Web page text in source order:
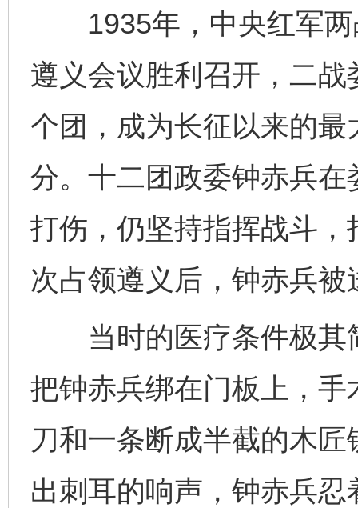
1935年，中央红军两
遵义会议胜利召开，二
个团，成为长征以来的
分。十二团政委钟赤兵
打伤，仍坚持指挥战斗
次占领遵义后，钟赤兵
当时的医疗条件极其
把钟赤兵绑在门板上，
刀和一条断成半截的木
出刺耳的响声，钟赤兵